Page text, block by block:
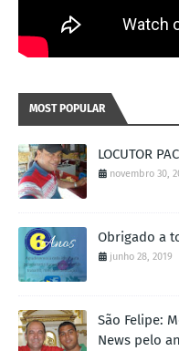
MOST POPULAR
LOCUTOR
novembro 30,
Obrigado a
junho 28, 2019
São Felipe:
News pelo